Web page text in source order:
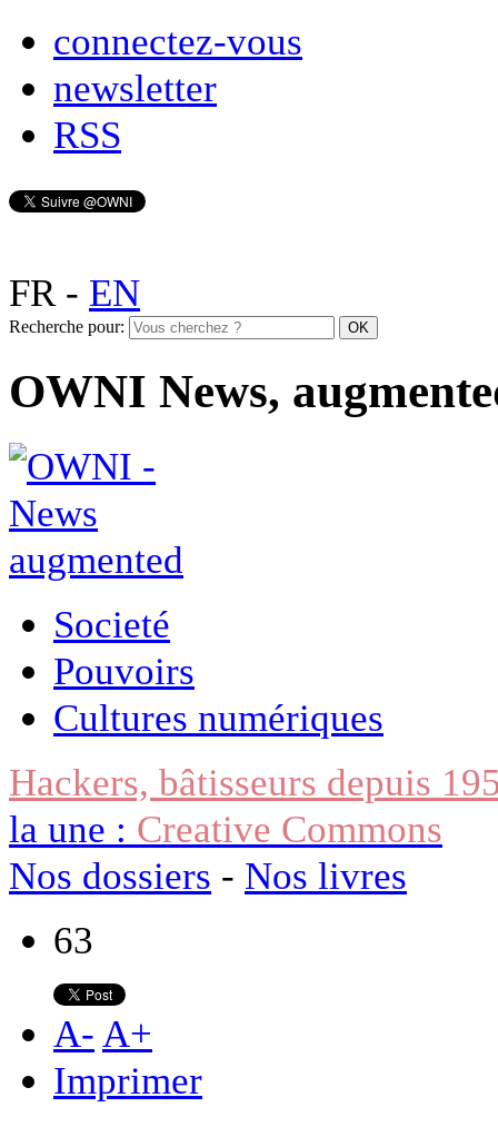
connectez-vous
newsletter
RSS
FR- EN
Recherche pour:
OWNI News,
Societé
Pouvoirs
Cultures numériques
Hackers, bâtisseurs depuis
la une : Creative Commons
Nos dossiers - Nos livres
63
A- A+
Imprimer